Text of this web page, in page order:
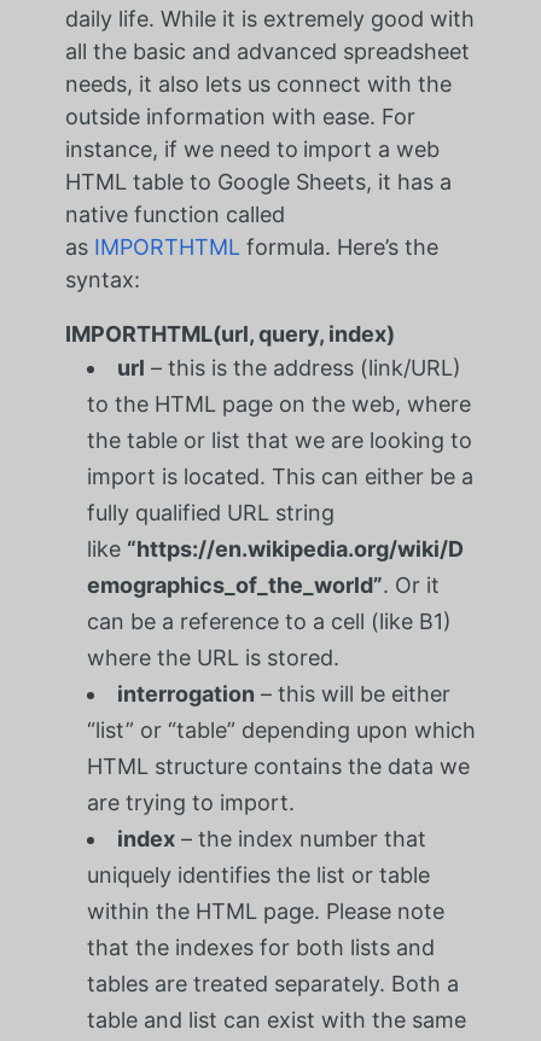
daily life. While it is extremely good with
all the basic and advanced spreadsheet
needs, it also lets us connect with the
outside information with ease. For
instance, if we need to import a web
HTML table to Google Sheets, it has a
native function called
as IMPORTHTML formula. Here’s the
syntax:
IMPORTHTML(url, query, index)
url – this is the address (link/URL)
to the HTML page on the web, where
the table or list that we are looking to
import is located. This can either be a
fully qualified URL string
like “https://en.wikipedia.org/wiki/D
emographics_of_the_world”. Or it
can be a reference to a cell (like B1)
where the URL is stored.
interrogation – this will be either
“list” or “table” depending upon which
HTML structure contains the data we
are trying to import.
index– the index number that
uniquely identifies the list or table
within the HTML page. Please note
that the indexes for both lists and
tables are treated separately. Both a
table and list can exist with the same